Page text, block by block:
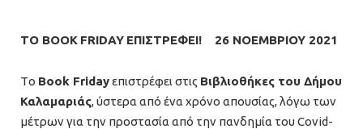
ΤΟ BOOK FRIDAY ΕΠΙΣΤΡΕΦΕΙ! 26 ΝΟΕΜΒΡΙΟΥ 2021
Τo Book Fridayεπιστρέφει στις Βιβλιοθήκες του Δήμου
Καλαμαριάς, ύστερα από ένα χρόνο απουσίας, λόγω των
μέτρων για την προστασία από την πανδημία του Covid-